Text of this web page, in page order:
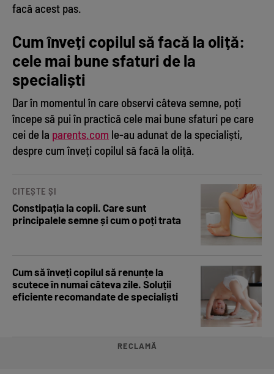
facă acest pas.
Cum înveți copilul să facă la oliță:
cele mai bune sfaturi de la
specialiști
Dar în momentul în care observi câteva semne, poți
începe să pui în practică cele mai bune sfaturi pe care
cei de la parents.com le-au adunat de la specialiști,
despre cum înveți copilul să facă la oliță.
CITEȘTE ȘI
Constipația la copii. Care sunt
principalele semne și cum o poți trata
Cum să înveți copilul să renunțe la
scutece în numai câteva zile. Soluții
eficiente recomandate de specialiști
RECLAMĂ